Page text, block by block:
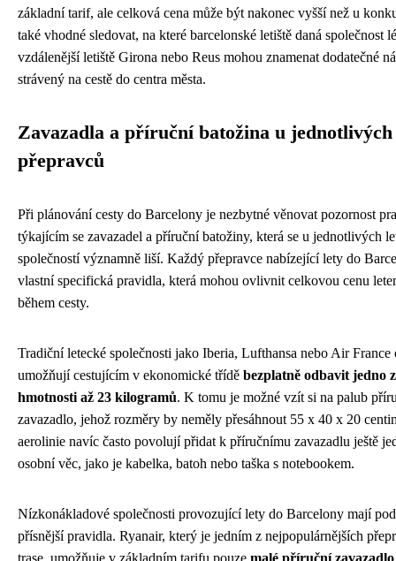
základní tarif, ale celková cena může být nakonec vyšší než u
také vhodné sledovat, na které barcelonské letiště daná společnost
vzdálenější letiště Girona nebo Reus mohou znamenat dodatečné
strávený na cestě do centra města.
Zavazadla a příruční batožina u jednotlivých
přepravců
Při plánování cesty do Barcelony je nezbytné věnovat pozornost
týkajícím se zavazadel a příruční batožiny, která se u jednotlivých
společností významně liší. Každý přepravce nabízející lety do
vlastní specifická pravidla, která mohou ovlivnit celkovou cenu
během cesty.
Tradiční letecké společnosti jako Iberia, Lufthansa nebo Air France
umožňují cestujícím v ekonomické třídě bezplatně odbavit jedno
hmotnosti až 23 kilogramů. K tomu je možné vzít si na palub
zavazadlo, jehož rozměry by neměly přesáhnout 55 x 40 x 20
aerolinie navíc často povolují přidat k příručnímu zavazadlu ještě
osobní věc, jako je kabelka, batoh nebo taška s notebookem.
Nízkonákladové společnosti provozující lety do Barcelony mají
přísnější pravidla. Ryanair, který je jedním z nejpopulárnějších